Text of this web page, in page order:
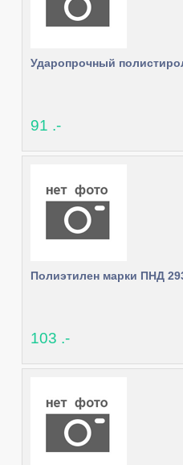
Ударопрочный
91 .-
Полиэтилен марки ПНД
103 .-